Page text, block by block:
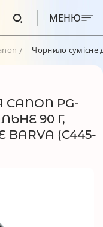
МЕНЮ
Чорнило сумісне
PG-
90 Г,
(C445-